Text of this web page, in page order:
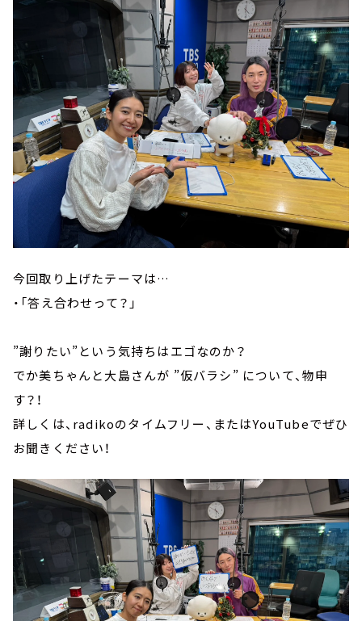
今回取り上げたテーマは…
・「答え合わせって？」
”謝りたい”という気持ちはエゴなのか？
でか美ちゃんと大島さんが ”仮バラシ” について、物申
す？！
詳しくは、radikoのタイムフリー、またはYouTubeでぜひ
お聞きください！